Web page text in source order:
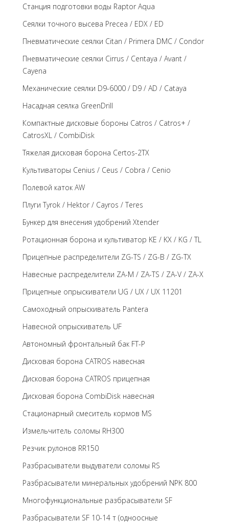
Станция подготовки воды Raptor Aqua
Сеялки точного высева Precea / EDX / ED
Пневматические сеялки Citan / Primera DMC / Condor
Пневматические сеялки Cirrus / Centaya / Avant /
Cayena
Механические сеялки D9-6000 / D9 / AD / Cataya
Насадная сеялка GreenDrill
Компактные дисковые бороны Catros / Catros+ /
CatrosXL / CombiDisk
Тяжелая дисковая борона Certos-2TX
Культиваторы Cenius / Ceus / Cobra / Cenio
Полевой каток AW
Плуги Tyrok / Hektor / Cayros / Teres
Бункер для внесения удобрений Xtender
Ротационная борона и культиватор KE / KX / KG / TL
Прицепные распределители ZG-TS / ZG-B / ZG-TX
Навесные распределители ZA-M / ZA-TS / ZA-V / ZA-X
Прицепные опрыскиватели UG / UX / UX 11201
Самоходный опрыскиватель Pantera
Навесной опрыскиватель UF
Автономный фронтальный бак FT-P
Дисковая борона CATROS навесная
Дисковая борона CATROS прицепная
Дисковая борона CombiDisk навесная
Стационарный смеситель кормов MS
Измельчитель соломы RH300
Резчик рулонов RR150
Разбрасыватели выдуватели соломы RS
Разбрасыватели минеральных удобрений NPK 800
Многофункциональные разбрасыватели SF
Разбрасыватели SF 10-14 т (одноосные